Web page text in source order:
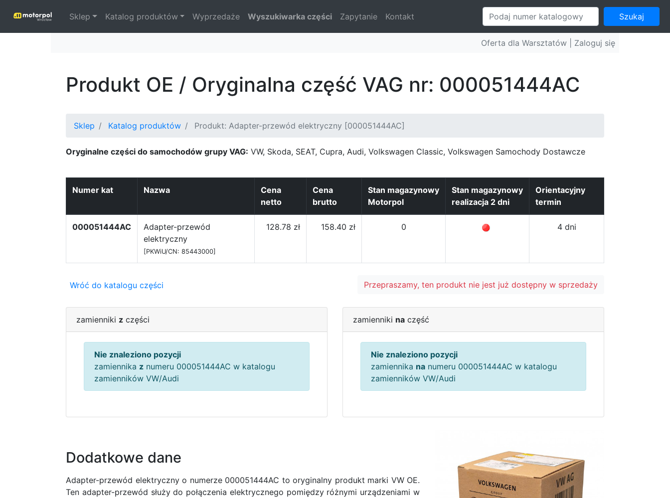
Sklep Katalog produktów Wyprzedaże Wyszukiwarka części Zapytanie Kontakt Szukaj
Oferta dla Warsztatów | Zaloguj się
Produkt OE / Oryginalna część VAG nr: 000051444AC
Sklep Katalog produktów Produkt: Adapter-przewód elektryczny [000051444AC]
Oryginalne części do samochodów grupy VAG: VW, Skoda, SEAT, Cupra, Audi, Volkswagen Classic, Volkswagen Samochody Dostawcze
Numer kat Nazwa
Cena
netto
Cena
brutto
Stan magazynowy
Motorpol
Stan magazynowy
realizacja 2 dni
Orientacyjny
termin
000051444AC
Adapter-przewód
elektryczny
[PKWiU/CN: 85443000]
128.78 zł 158.40 zł 0 4 dni
Wróć do katalogu części Przepraszamy, ten produkt nie jest już dostępny w sprzedaży
zamienniki z części
Nie znaleziono pozycji
zamiennika z numeru 000051444AC w katalogu
zamienników VW/Audi
zamienniki na część
Nie znaleziono pozycji
zamiennika na numeru 000051444AC w katalogu
zamienników VW/Audi
Dodatkowe dane
Adapter-przewód elektryczny o numerze 000051444AC to oryginalny produkt marki VW OE.
Ten adapter-przewód służy do połączenia elektrycznego pomiędzy różnymi urządzeniami w